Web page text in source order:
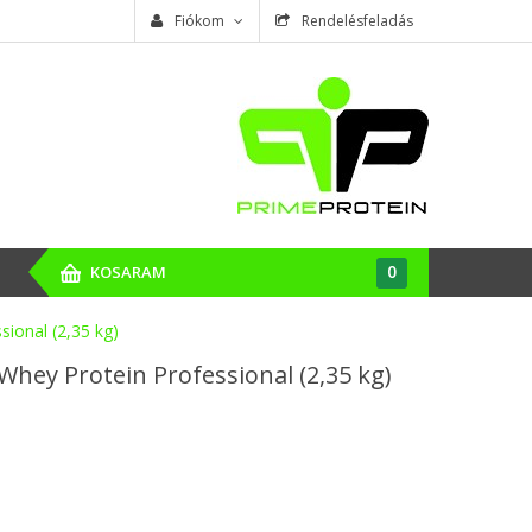
Fiókom Rendelésfeladás
KOSARAM 0
(2,35 kg)
Protein Professional (2,35 kg)